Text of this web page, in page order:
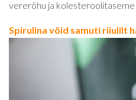
vererõhu ja kolesteroolitaseme
Spirulina võid samuti riiulilt